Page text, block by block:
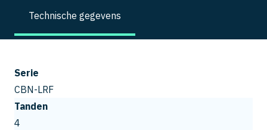
Technische gegevens
Serie
CBN-LRF
Tanden
4